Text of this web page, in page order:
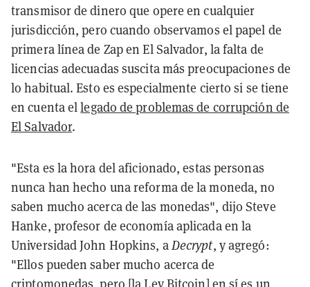
transmisor de dinero que opere en cualquier
jurisdicción, pero cuando observamos el papel de
primera línea de Zap en El Salvador, la falta de
licencias adecuadas suscita más preocupaciones de
lo habitual. Esto es especialmente cierto si se tiene
en cuenta ellegado de problemas de corrupción de
El Salvador.
"Esta es la hora del aficionado, estas personas
nunca han hecho una reforma de la moneda, no
saben mucho acerca de las monedas", dijo Steve
Hanke, profesor de economía aplicada en la
Universidad John Hopkins, aDecrypt, y agregó:
"Ellos pueden saber mucho acerca de